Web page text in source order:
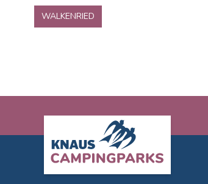
WALKENRIED